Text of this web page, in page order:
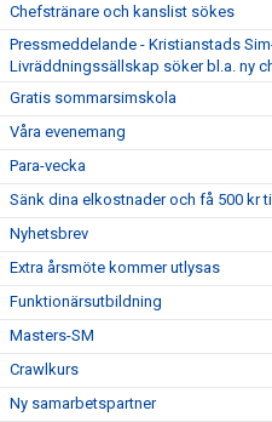
Chefstränare och kanslist sökes
Pressmeddelande - Kristianstads
Livräddningssällskap söker bl.a. ny
Gratis sommarsimskola
Våra evenemang
Para-vecka
Sänk dina elkostnader och få 500 kr
Nyhetsbrev
Extra årsmöte kommer utlysas
Funktionärsutbildning
Masters-SM
Crawlkurs
Ny samarbetspartner